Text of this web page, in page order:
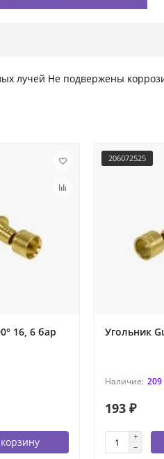
лучей Не подвержены
16, 6 бар
206072525
Угольник
209
193 ₽